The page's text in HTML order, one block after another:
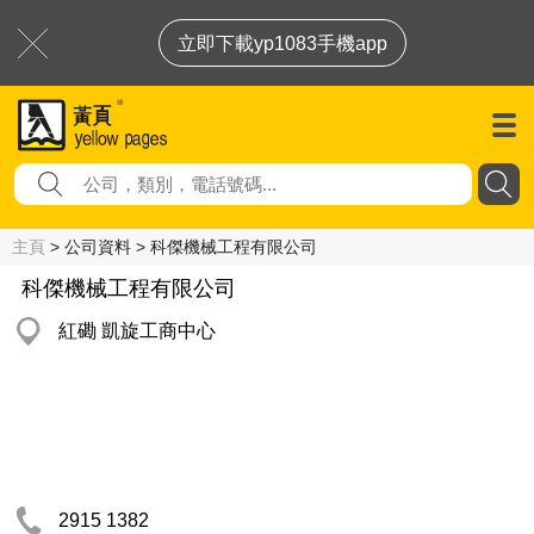
立即下載yp1083手機app
主頁 > 公司資料 > 科傑機械工程有限公司
科傑機械工程有限公司
紅磡 凱旋工商中心
2915 1382